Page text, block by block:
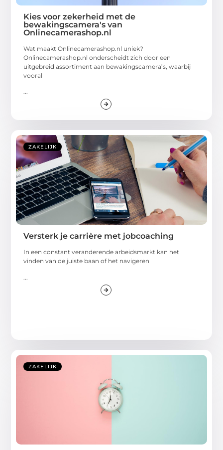
Kies voor zekerheid met de
bewakingscamera's van
Onlinecamerashop.nl
Wat maakt Onlinecamerashop.nl uniek?
Onlinecamerashop.nl onderscheidt zich door een
uitgebreid assortiment aan bewakingscamera’s, waarbij
vooral
...
ZAKELIJK
Versterk je carrière met jobcoaching
In een constant veranderende arbeidsmarkt kan het
vinden van de juiste baan of het navigeren
ZAKELIJK